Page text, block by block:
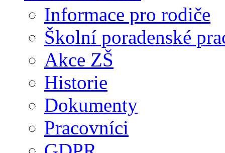
Informace pro rodiče
Školní poradenské
Akce ZŠ
Historie
Dokumenty
Pracovníci